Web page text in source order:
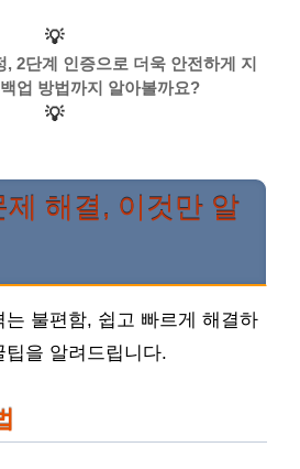
💡
2단계 인증으로 더욱 안전하게 지
업 방법까지 알아볼까요?
💡
제 해결, 이것만 알
는 불편함, 쉽고 빠르게 해결하
을 알려드립니다.